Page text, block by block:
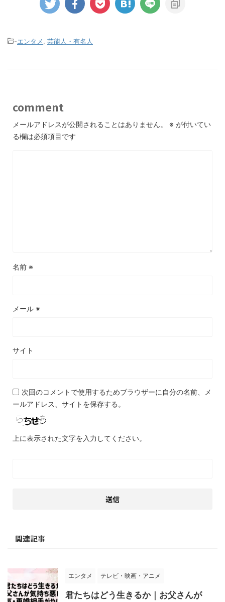
-エンタメ 芸能人・有名人
comment
メールアドレスが公開されることはありません。 ※ が付いてい
る欄は必須項目です
名前 ※
メール ※
サイト
次回のコメントで使用するためブラウザーに自分の名前、メ
ールアドレス、サイトを保存する。
上に表示された文字を入力してください。
関連記事
エンタメ テレビ・映画・アニメ
君たちはどう生きるか｜お父さんが